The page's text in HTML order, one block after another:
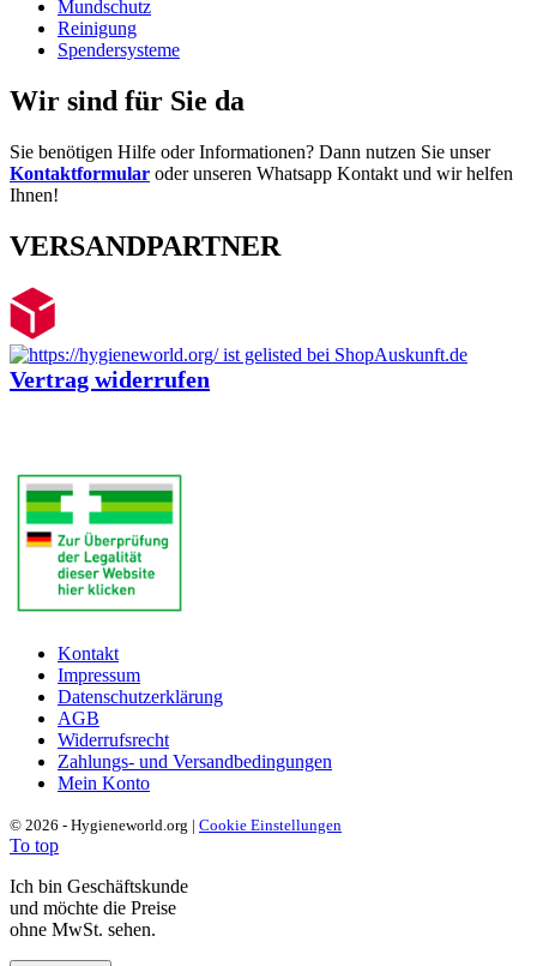
Mundschutz
Reinigung
Spendersysteme
Wir sind für Sie da
Sie benötigen Hilfe oder Informationen? Dann nutzen Sie unser
Kontaktformular oder unseren Whatsapp Kontakt und wir helfen
Ihnen!
VERSANDPARTNER
Vertrag widerrufen
Kontakt
Impressum
Datenschutzerklärung
AGB
Widerrufsrecht
Zahlungs- und Versandbedingungen
Mein Konto
© 2026 - Hygieneworld.org | Cookie Einstellungen
To top
Ich bin Geschäftskunde
und möchte die Preise
ohne MwSt. sehen.